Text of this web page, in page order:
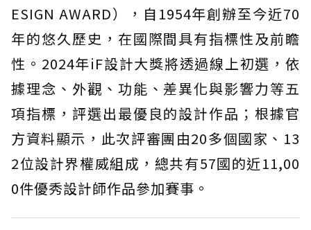
ESIGN AWARD），自1954年創辦至今近70
年的悠久歷史，在國際間具有指標性及前瞻
性。2024年iF設計大獎將透過線上初選，依
據理念、外觀、功能、差異化與影響力等五
項指標，評選出最優良的設計作品；根據官
方資料顯示，此次評審團由20多個國家、13
2位設計界權威組成，總共有57國的近11,00
0件優秀設計師作品參加賽事。